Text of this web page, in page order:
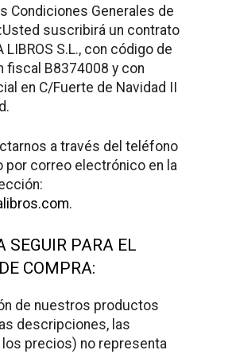
Condiciones Generales de
suscribirá un contrato
LIBROS S.L., con código de
fiscal B8374008 y con
en C/Fuerte de Navidad II
a través del teléfono
por correo electrónico en la
.
SEGUIR PARA EL
COMPRA:
de nuestros productos
descripciones, las
precios) no representa